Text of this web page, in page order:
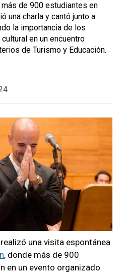
de 900 estudiantes en
una charla y cantó junto a
la importancia de los
en un encuentro
de Turismo y Educación.
realizó una visita espontánea
, donde más de 900
en un evento organizado